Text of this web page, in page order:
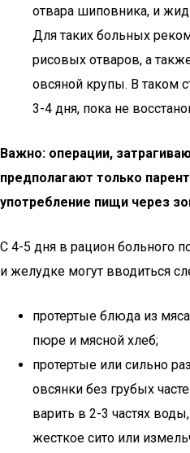
отвара шиповника, и
Для таких больных
рисовых отваров, а
овсяной крупы. В таком
3-4 дня, пока не
Важно: операции,
предполагают только
употребление пищи через
С 4-5 дня в рацион больного
и желудке могут вводиться
протертые блюда из
пюре и мясной хлеб;
протертые или сильно
овсянки без грубых
варить в 2-3 частях
жесткое сито или